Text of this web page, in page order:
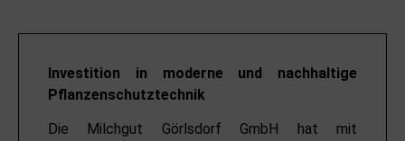
Investition in moderne und nachhaltige
Pflanzenschutztechnik
Die Milchgut Görlsdorf GmbH hat mit